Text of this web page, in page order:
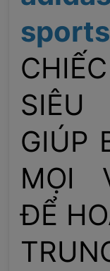
GIÚP
MỌI
ĐỂ